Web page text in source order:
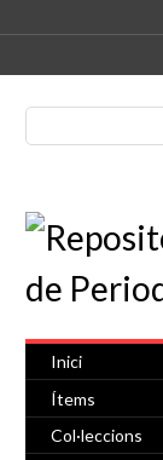
Inici
Ítems
Col·leccions